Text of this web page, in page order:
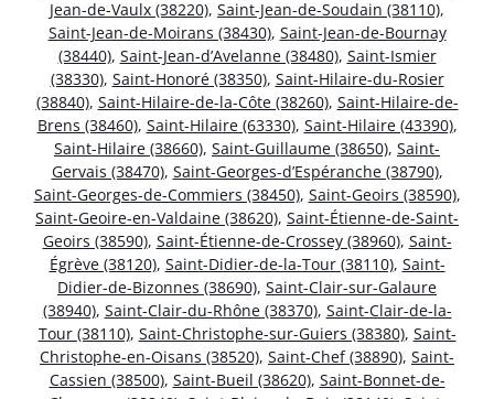
Jean-de-Vaulx (38220), Saint-Jean-de-Soudain (38110),
Saint-Jean-de-Moirans (38430), Saint-Jean-de-Bournay
(38440), Saint-Jean-d’Avelanne (38480), Saint-Ismier
(38330), Saint-Honoré (38350), Saint-Hilaire-du-Rosier
(38840), Saint-Hilaire-de-la-Côte (38260), Saint-Hilaire-de-
Brens (38460), Saint-Hilaire (63330), Saint-Hilaire (43390),
Saint-Hilaire (38660), Saint-Guillaume (38650), Saint-
Gervais (38470), Saint-Georges-d’Espéranche (38790),
Saint-Georges-de-Commiers (38450), Saint-Geoirs (38590),
Saint-Geoire-en-Valdaine (38620), Saint-Étienne-de-Saint-
Geoirs (38590), Saint-Étienne-de-Crossey (38960), Saint-
Égrève (38120), Saint-Didier-de-la-Tour (38110), Saint-
Didier-de-Bizonnes (38690), Saint-Clair-sur-Galaure
(38940), Saint-Clair-du-Rhône (38370), Saint-Clair-de-la-
Tour (38110), Saint-Christophe-sur-Guiers (38380), Saint-
Christophe-en-Oisans (38520), Saint-Chef (38890), Saint-
Cassien (38500), Saint-Bueil (38620), Saint-Bonnet-de-